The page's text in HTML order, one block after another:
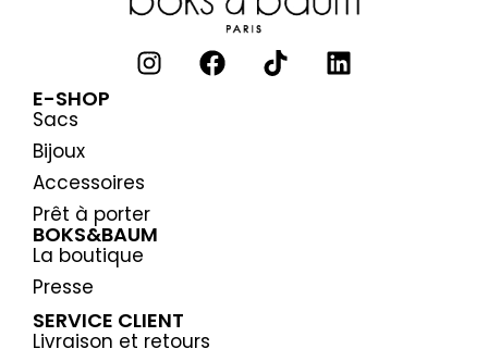
E-SHOP
Sacs
Bijoux
Accessoires
Prêt à porter
BOKS&BAUM
La boutique
Presse
SERVICE CLIENT
Livraison et retours